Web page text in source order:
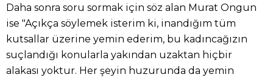
Daha sonra soru sormak için söz alan Murat Ongun
ise "Açıkça söylemek isterim ki, inandığım tüm
kutsallar üzerine yemin ederim, bu kadıncağızın
suçlandığı konularla yakından uzaktan hiçbir
alakası yoktur. Her şeyin huzurunda da yemin